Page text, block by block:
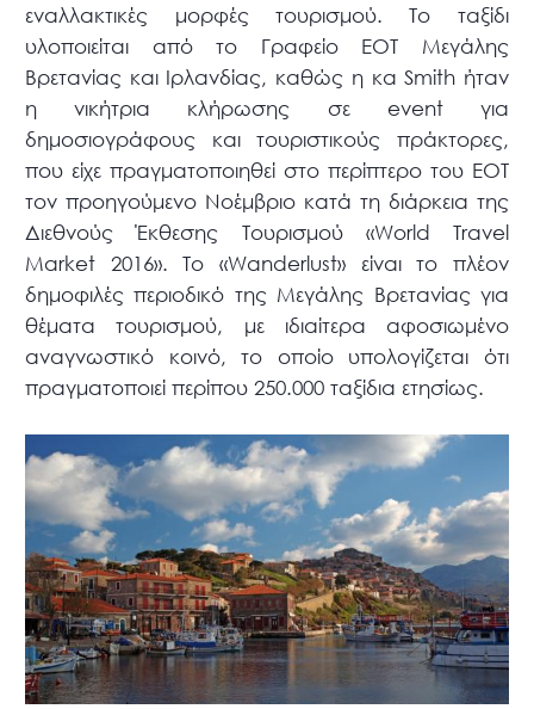
εναλλακτικές μορφές τουρισμού. Το ταξίδι
υλοποιείται από το Γραφείο ΕΟΤ Μεγάλης
Βρετανίας και Ιρλανδίας, καθώς η κα Smith ήταν
η νικήτρια κλήρωσης σε event για
δημοσιογράφους και τουριστικούς πράκτορες,
που είχε πραγματοποιηθεί στο περίπτερο του ΕΟΤ
τον προηγούμενο Νοέμβριο κατά τη διάρκεια της
Διεθνούς Έκθεσης Τουρισμού «World Travel
Market 2016». Το «Wanderlust» είναι το πλέον
δημοφιλές περιοδικό της Μεγάλης Βρετανίας για
θέματα τουρισμού, με ιδιαίτερα αφοσιωμένο
αναγνωστικό κοινό, το οποίο υπολογίζεται ότι
πραγματοποιεί περίπου 250.000 ταξίδια ετησίως.